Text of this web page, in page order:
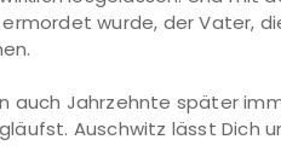
wurde, der Vater,
auch Jahrzehnte später
Auschwitz lässt Dich